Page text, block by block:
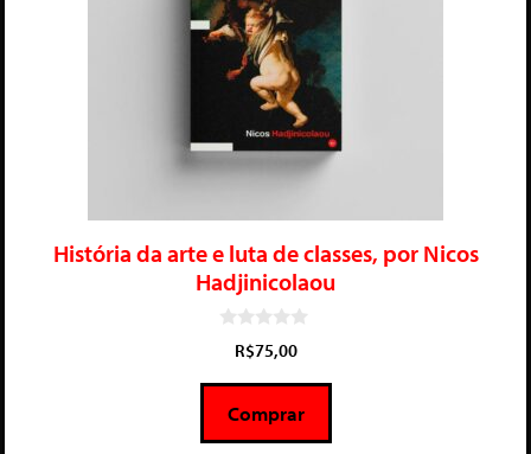
História da arte e luta de classes, por Nicos
Hadjinicolaou
5
R$75,00
Comprar